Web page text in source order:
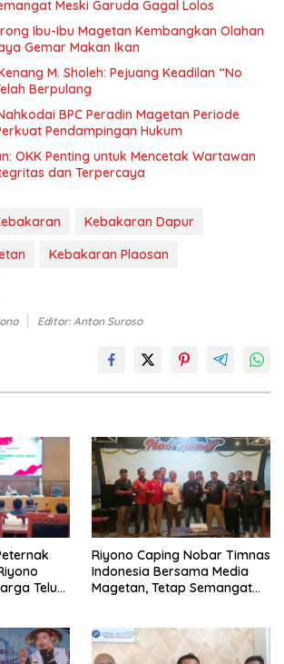
Meski Garuda Gagal Lolos
Ibu-Ibu Magetan Kembangkan Olahan
Gemar Makan Ikan
M. Sholeh: Pejuang Keadilan “No
Berpulang
BPC Peradin Magetan Periode
Pendampingan Hukum
OKK Penting untuk Mencetak Wartawan
dan Terpercaya
Kebakaran Dapur
Kebakaran Plaosan
Editor: Anton Suroso
Telur
Riyono Caping Nobar Timnas
Indonesia Bersama Media
Magetan, Tetap Semangat